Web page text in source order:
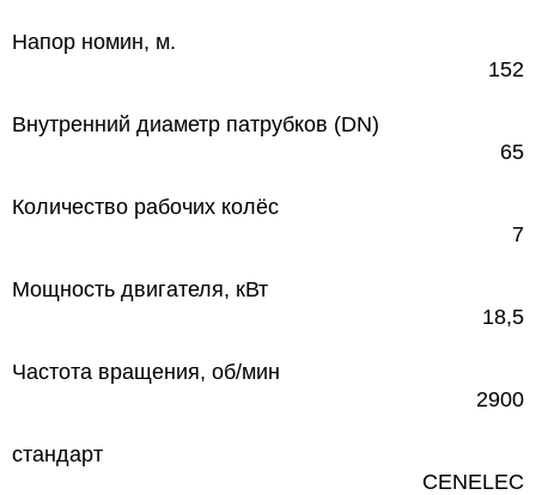
Напор номин, м.
152
Внутренний диаметр патрубков (DN)
65
Количество рабочих колёс
7
Мощность двигателя, кВт
18,5
Частота вращения, об/мин
2900
стандарт
CENELEC